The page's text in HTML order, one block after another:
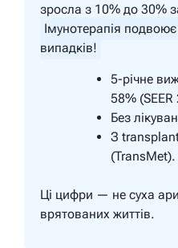
зросла з 10% до 30%
Імунотерапія
випадків!
5-річне
58%
Без
З
(TransMet).
Ці цифри — не суха
врятованих життів.